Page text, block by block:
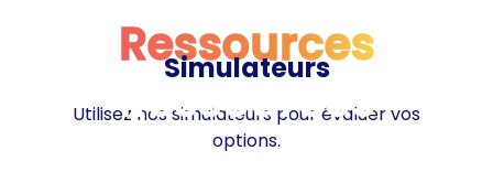
Ressources
Ressources
Simulateurs
Utilisez nos simulateurs pour évaluer vos
options.